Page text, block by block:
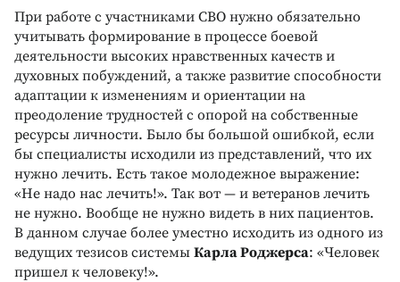
При работе с участниками СВО нужно обязательно
учитывать формирование в процессе боевой
деятельности высоких нравственных качеств и
духовных побуждений, а также развитие способности
адаптации к изменениям и ориентации на
преодоление трудностей с опорой на собственные
ресурсы личности. Было бы большой ошибкой, если
бы специалисты исходили из представлений, что их
нужно лечить. Есть такое молодежное выражение:
«Не надо нас лечить!». Так вот — и ветеранов лечить
не нужно. Вообще не нужно видеть в них пациентов.
В данном случае более уместно исходить из одного из
ведущих тезисов системы Карла Роджерса: «Человек
пришел к человеку!».